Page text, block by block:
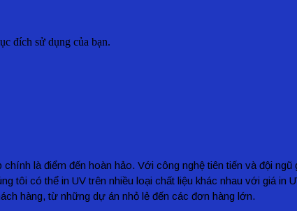
đích sử dụng của bạn.
là điểm đến hoàn hảo. Với công nghệ tiên tiến và đội ngũ
tôi có thể in UV trên nhiều loại chất liệu khác nhau với giá in
hàng, từ những dự án nhỏ lẻ đến các đơn hàng lớn.